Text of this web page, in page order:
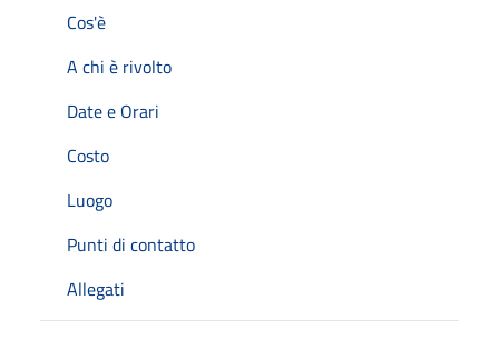
Cos'è
A chi è rivolto
Date e Orari
Costo
Luogo
Punti di contatto
Allegati